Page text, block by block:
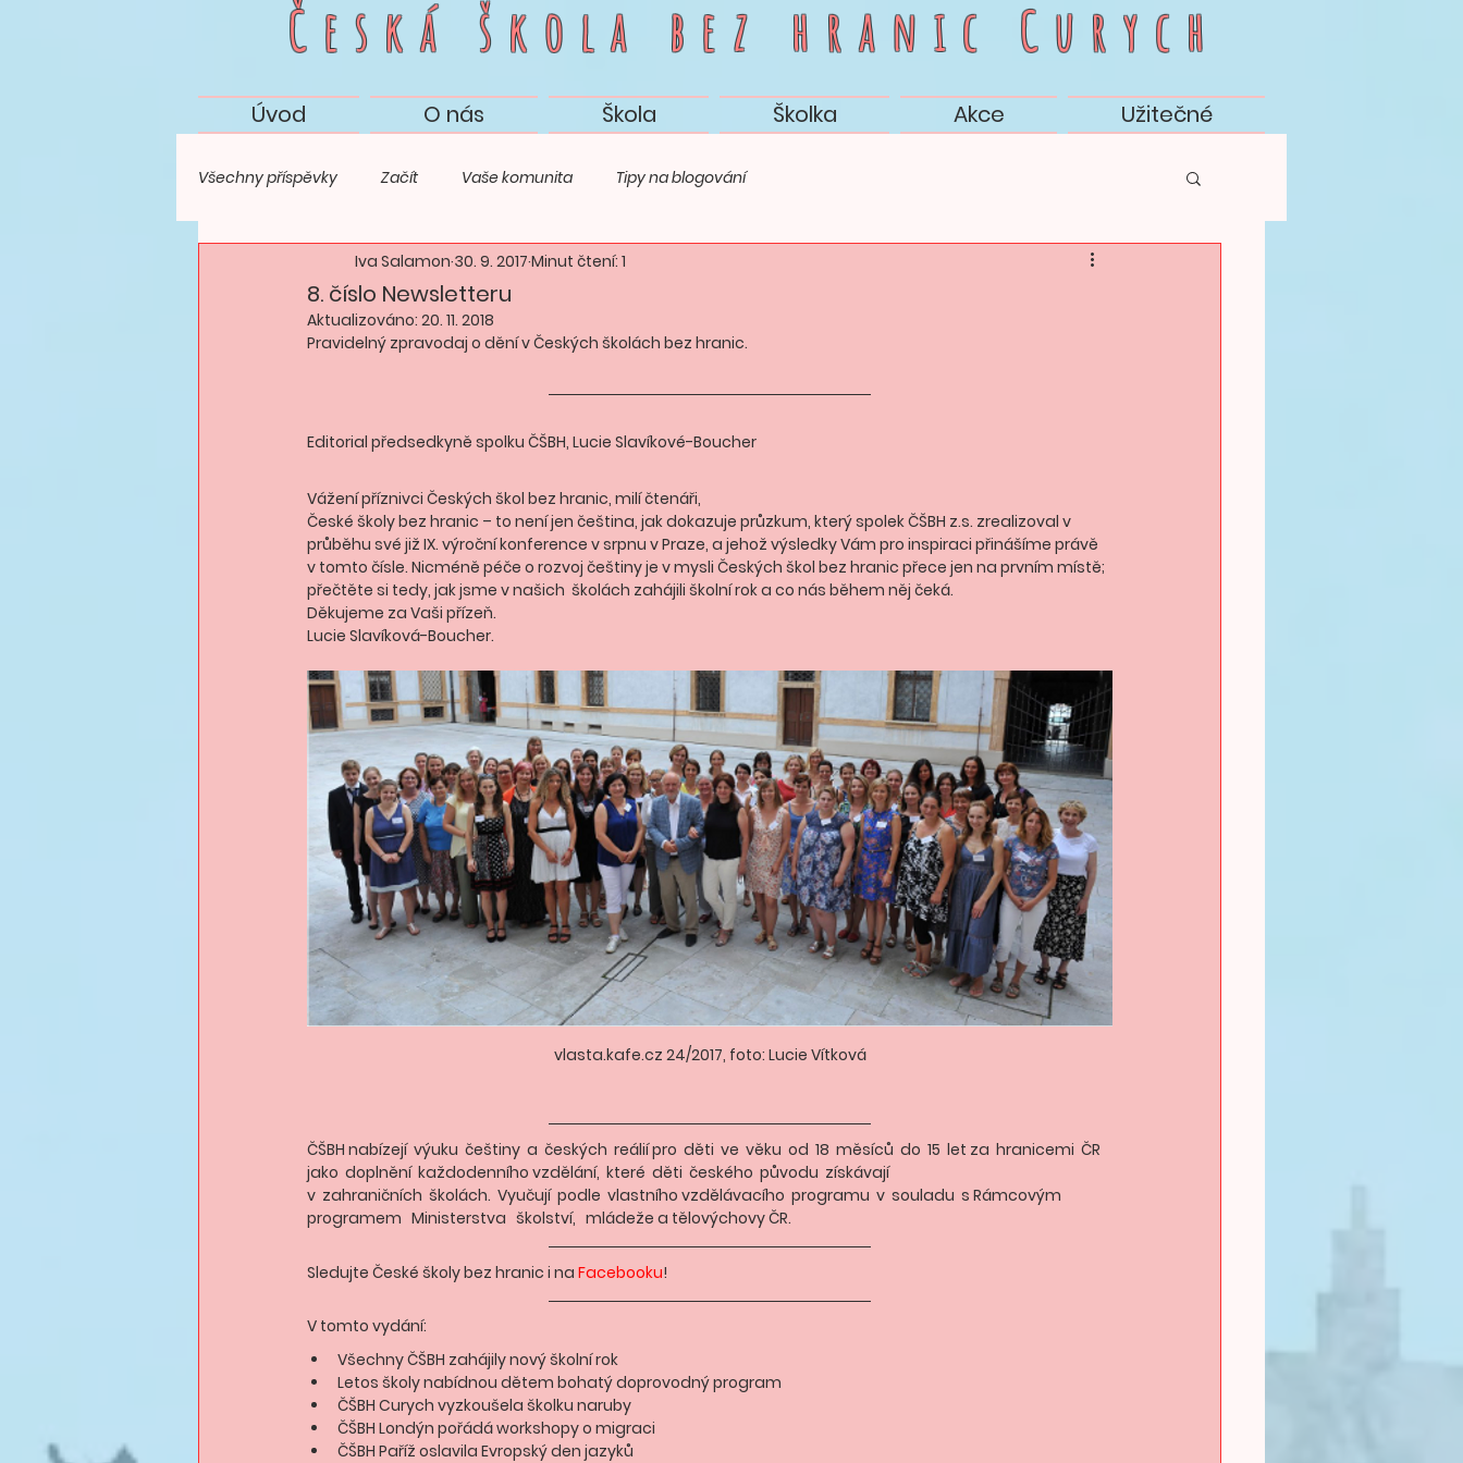
Česká škola bez hranic Curych
Úvod O nás Škola Školka Akce Užitečné
Všechny příspěvky Začít Vaše komunita Tipy na blogování
8. číslo Newsletteru
Iva Salamon 30. 9. 2017 Minut čtení: 1
Aktualizováno: 20. 11. 2018
Pravidelný zpravodaj o dění v Českých školách bez hranic.
Editorial předsedkyně spolku ČŠBH, Lucie Slavíkové-Boucher
Vážení příznivci Českých škol bez hranic, milí čtenáři,
České školy bez hranic – to není jen čeština, jak dokazuje průzkum, který spolek ČŠBH z.s. zrealizoval v
průběhu své již IX. výroční konference v srpnu v Praze, a jehož výsledky Vám pro inspiraci přinášíme právě
v tomto čísle. Nicméně péče o rozvoj češtiny je v mysli Českých škol bez hranic přece jen na prvním místě;
přečtěte si tedy, jak jsme v našich  školách zahájili školní rok a co nás během něj čeká.
Děkujeme za Vaši přízeň.
Lucie Slavíková-Boucher.
vlasta.kafe.cz 24/2017, foto: Lucie Vítková
ČŠBH nabízejí  výuku  češtiny  a  českých  reálií pro  děti  ve  věku  od  18  měsíců  do  15  let za  hranicemi  ČR
jako  doplnění  každodenního vzdělání,  které  děti  českého  původu  získávají
v  zahraničních  školách.  Vyučují  podle  vlastního vzdělávacího  programu  v  souladu  s Rámcovým
programem   Ministerstva   školství,   mládeže a tělovýchovy ČR.
Sledujte České školy bez hranic i na Facebooku!
V tomto vydání:
Všechny ČŠBH zahájily nový školní rok
Letos školy nabídnou dětem bohatý doprovodný program
ČŠBH Curych vyzkoušela školku naruby
ČŠBH Londýn pořádá workshopy o migraci
ČŠBH Paříž oslavila Evropský den jazyků